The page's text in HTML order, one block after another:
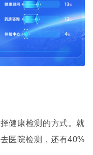
健康检测的方式。就
医院检测，还有40%